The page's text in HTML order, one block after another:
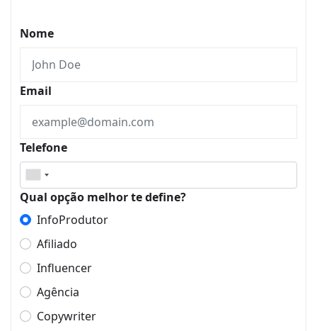
Nome
Email
Telefone
Qual opção melhor te define?
InfoProdutor
Afiliado
Influencer
Agência
Copywriter